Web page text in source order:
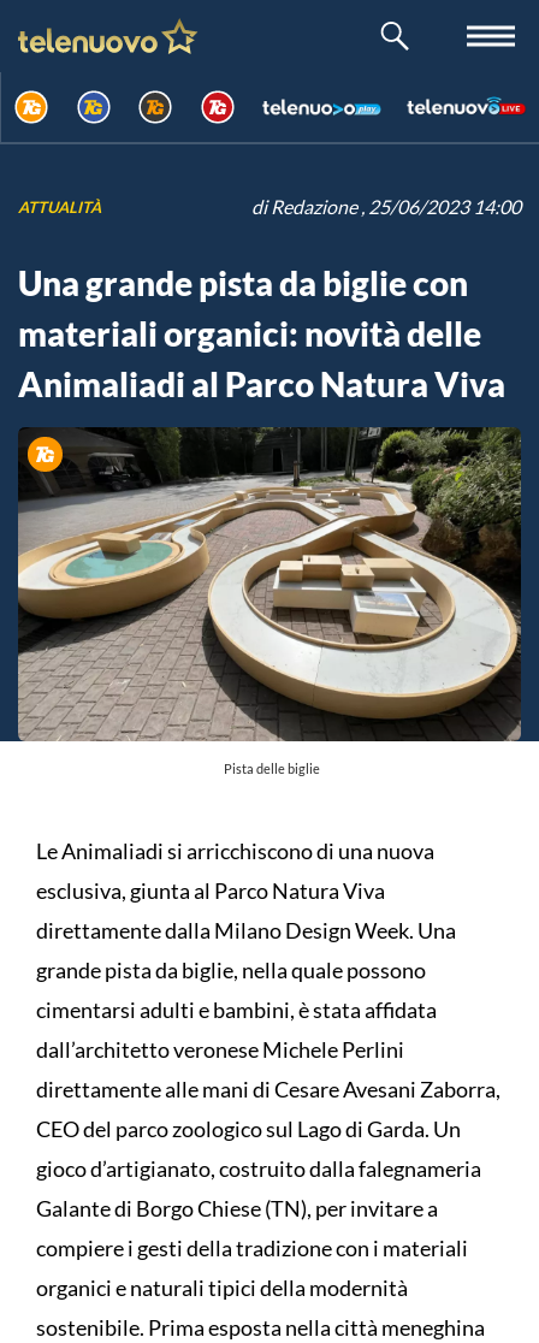
ATTUALITÀ diRedazione, 25/06/2023 14:00
Una grande pista da biglie con
materiali organici: novità delle
Animaliadi al Parco Natura Viva
Pista delle biglie
Le Animaliadi si arricchiscono di una nuova
esclusiva, giunta al Parco Natura Viva
direttamente dalla Milano Design Week. Una
grande pista da biglie, nella quale possono
cimentarsi adulti e bambini, è stata affidata
dall’architetto veronese Michele Perlini
direttamente alle mani di Cesare Avesani Zaborra,
CEO del parco zoologico sul Lago di Garda. Un
gioco d’artigianato, costruito dalla falegnameria
Galante di Borgo Chiese (TN), per invitare a
compiere i gesti della tradizione con i materiali
organici e naturali tipici della modernità
sostenibile. Prima esposta nella città meneghina